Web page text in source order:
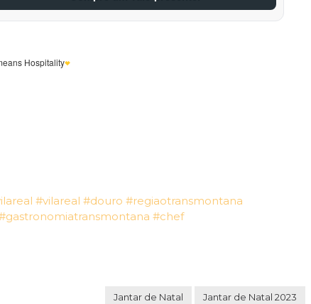
#vilareal #douro #regiaotransmontana
#chef
Jantar de Natal Jantar de Natal 2023